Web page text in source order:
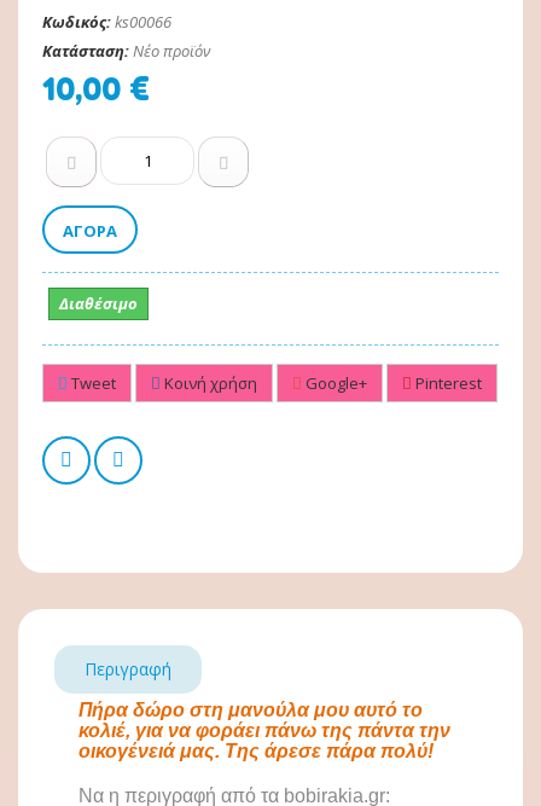
Κωδικός:ks00066
Κατάσταση:Νέο προϊόν
10,00 €
ΑΓΟΡΆ
Διαθέσιμο
Tweet Κοινή χρήση Google+ Pinterest
Περιγραφή
Πήρα δώρο στη μανούλα μου αυτό το
κολιέ, για να φοράει πάνω της πάντα την
οικογένειά μας. Της άρεσε πάρα πολύ!
Να η περιγραφή από τα bobirakia.gr: